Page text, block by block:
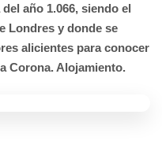
año 1.066, siendo el
Londres y donde se
alicientes para conocer
Corona. Alojamiento.